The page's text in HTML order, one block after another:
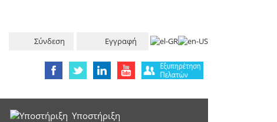
Σύνδεση Εγγραφή
Υπoστήριξη